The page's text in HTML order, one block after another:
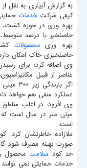
به گزارش آبیاری به نقل
کیفی شرکت خدمات
بهره وری محصولات
حاصلخیزی خاک امکان
وی اضافه کرد: برای
عناصر از قبیل
اگر
عملکرد منفی هم خواهد
است.
ملازاده خاطرنشان کرد:
صورت بهینه مصرف شود
حد کود سلامتمحصول
خدمات حمایتی نمی توانند